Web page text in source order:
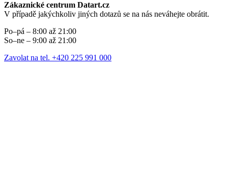
Zákaznické centrum Datart.cz
V případě jakýchkoliv jiných dotazů se na nás neváhejte obrátit.
Po–pá – 8:00 až 21:00
So–ne – 9:00 až 21:00
Zavolat na tel. +420 225 991 000